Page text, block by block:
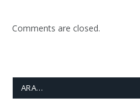
Comments are closed.
ARA…